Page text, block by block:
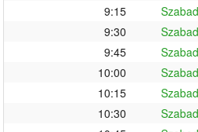
9:15
Szabad
9:30
Szabad
9:45
Szabad
10:00
Szabad
10:15
Szabad
10:30
Szabad